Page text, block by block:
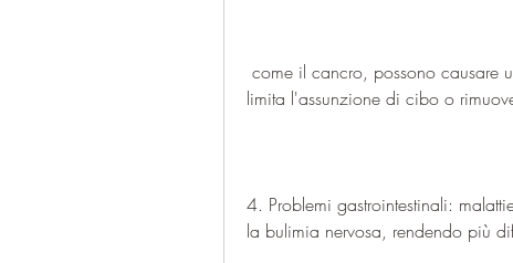
limita l'assunzione di cibo o
4. Problemi gastrointestinali:
la bulimia nervosa, rendendo più